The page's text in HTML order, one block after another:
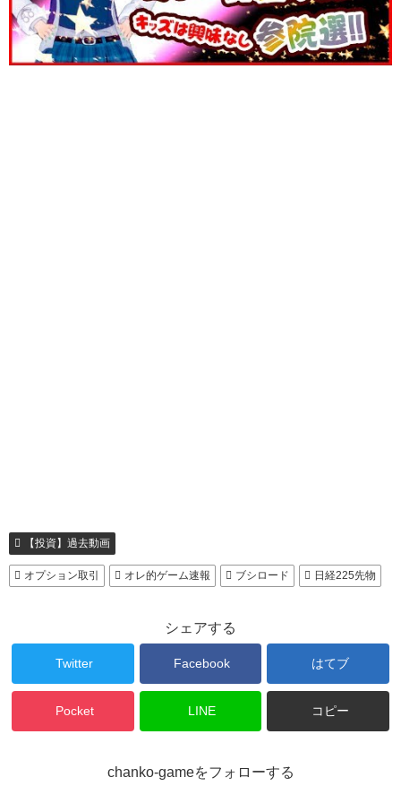
【投資】過去動画
オプション取引 オレ的ゲーム速報 ブシロード 日経225先物
シェアする
Twitter Facebook はてブ
Pocket LINE コピー
chanko-gameをフォローする